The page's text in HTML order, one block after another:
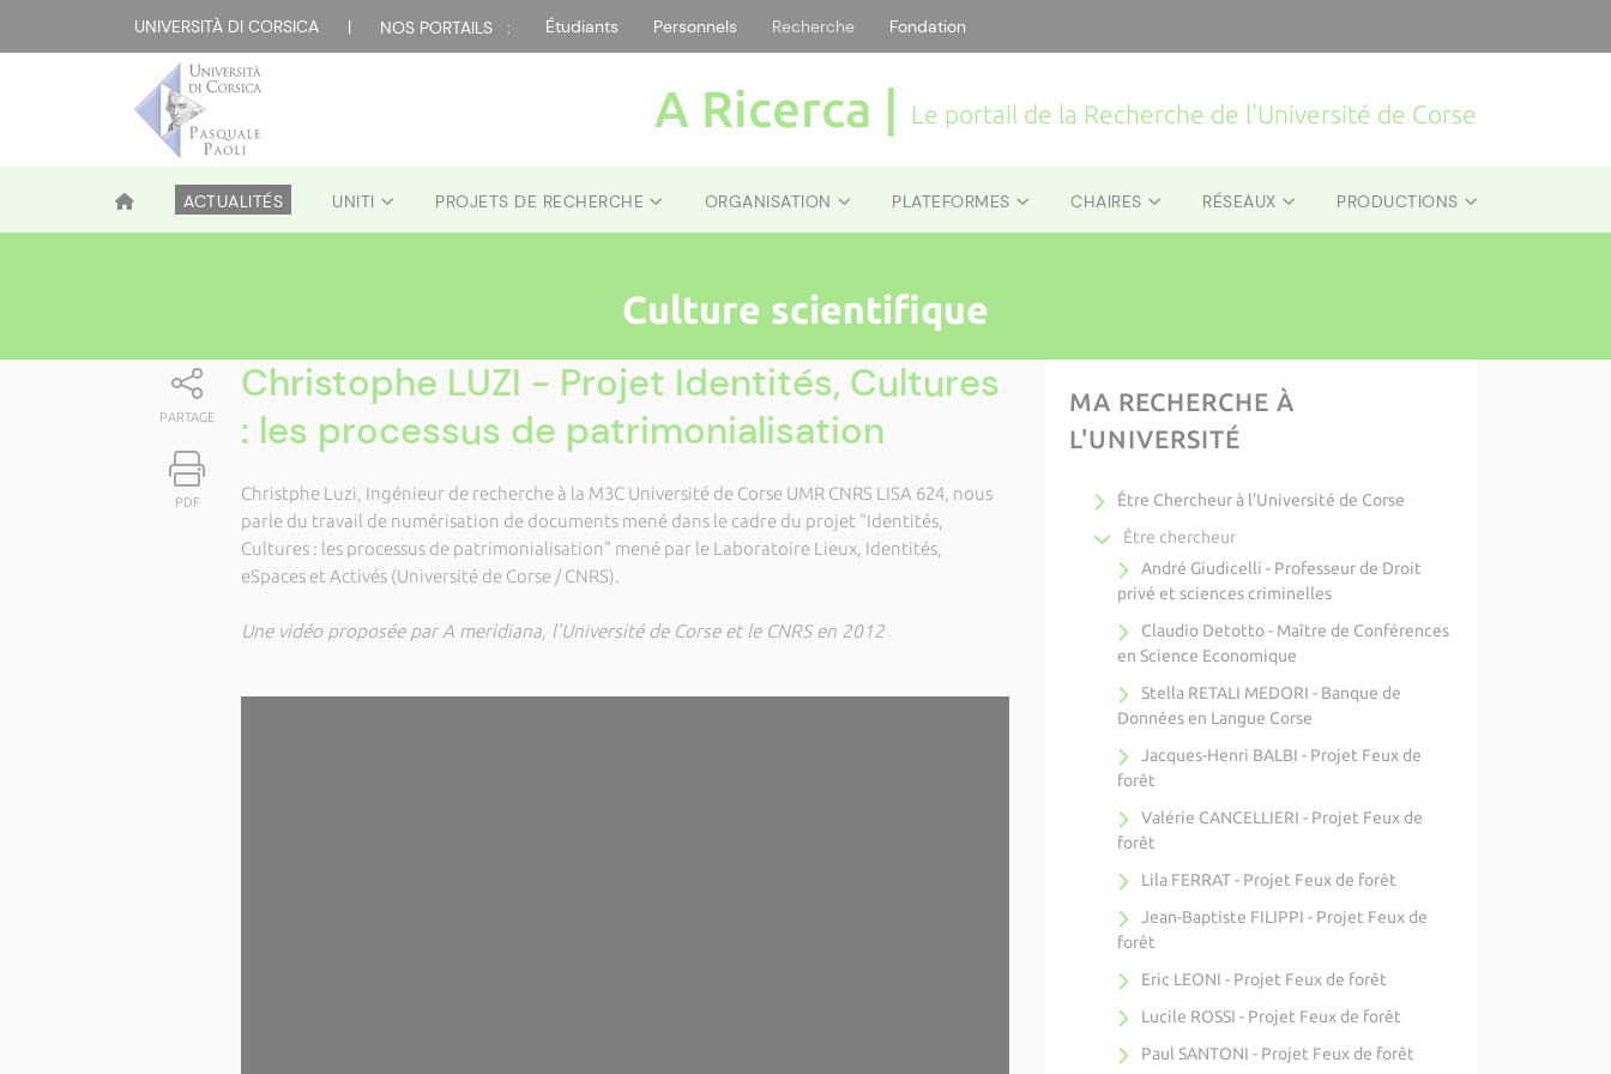
UNIVERSITÀ DI CORSICA | NOS PORTAILS : Étudiants Personnels Recherche Fondation
A Ricerca | Le portail de la Recherche de l'Université de Corse
ACTUALITÉS UNITI PROJETS DE RECHERCHE ORGANISATION PLATEFORMES CHAIRES RÉSEAUX PRODUCTIONS
Culture scientifique
PARTAGE
PDF
Christophe LUZI - Projet Identités, Cultures
: les processus de patrimonialisation
Christphe Luzi, Ingénieur de recherche à la M3C Université de Corse UMR CNRS LISA 624, nous
parle du travail de numérisation de documents mené dans le cadre du projet "Identités,
Cultures : les processus de patrimonialisation" mené par le Laboratoire Lieux, Identités,
eSpaces et Activés (Université de Corse / CNRS).
Une vidéo proposée par A meridiana, l'Université de Corse et le CNRS en 2012
MA RECHERCHE À
L'UNIVERSITÉ
Être Chercheur à l’Université de Corse
Être chercheur
André Giudicelli - Professeur de Droit
privé et sciences criminelles
Claudio Detotto - Maître de Conférences
en Science Economique
Stella RETALI MEDORI - Banque de
Données en Langue Corse
Jacques-Henri BALBI - Projet Feux de
forêt
Valérie CANCELLIERI - Projet Feux de
forêt
Lila FERRAT - Projet Feux de forêt
Jean-Baptiste FILIPPI - Projet Feux de
forêt
Eric LEONI - Projet Feux de forêt
Lucile ROSSI - Projet Feux de forêt
Paul SANTONI - Projet Feux de forêt